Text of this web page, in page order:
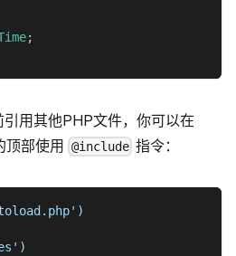
;
用其他PHP文件，你可以在
顶部使用 @include指令：